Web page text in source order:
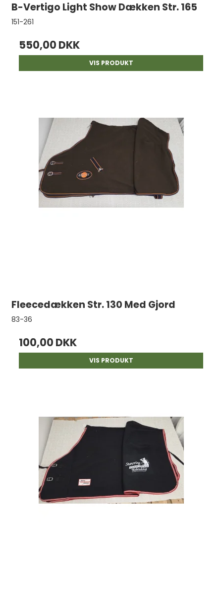
B-Vertigo Light Show Dækken Str. 165
151-261
550,00 DKK
VIS PRODUKT
Fleecedækken Str. 130 Med Gjord
83-36
100,00 DKK
VIS PRODUKT